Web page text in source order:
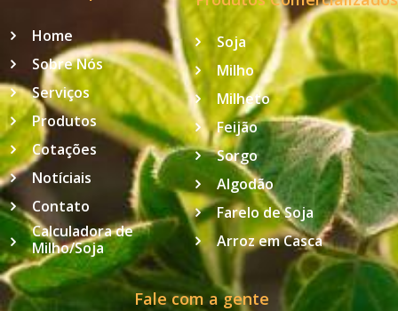
Home
Sobre Nós
Serviços
Produtos
Cotações
Notíciais
Contato
Calculadora de
Milho/Soja
Soja
Milho
Milheto
Feijão
Sorgo
Algodão
Farelo de Soja
Arroz em Casca
Fale com a gente